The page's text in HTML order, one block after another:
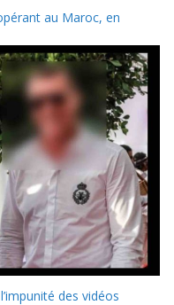
au Maroc, en
des vidéos